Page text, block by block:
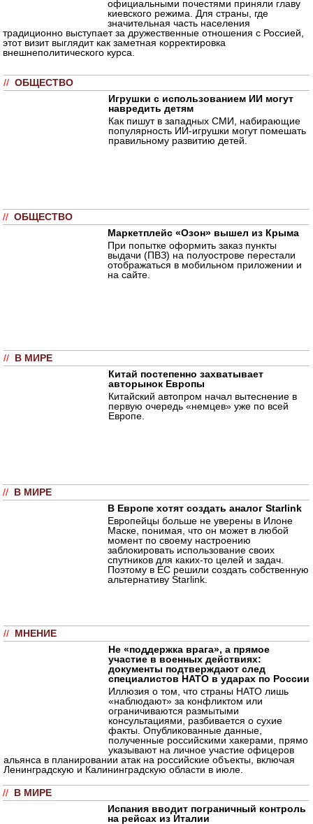
официальными почестями приняли главу
киевского режима. Для страны, где
значительная часть населения
традиционно выступает за дружественные отношения с Россией,
этот визит выглядит как заметная корректировка
внешнеполитического курса.
// ОБЩЕСТВО
Игрушки с использованием ИИ могут
навредить детям
Как пишут в западных СМИ, набирающие
популярность ИИ-игрушки могут помешать
правильному развитию детей.
// ОБЩЕСТВО
Маркетплейс «Озон» вышел из Крыма
При попытке оформить заказ пункты
выдачи (ПВЗ) на полуострове перестали
отображаться в мобильном приложении и
на сайте.
// В МИРЕ
Китай постепенно захватывает
авторынок Европы
Китайский автопром начал вытеснение в
первую очередь «немцев» уже по всей
Европе.
// В МИРЕ
В Европе хотят создать аналог Starlink
Европейцы больше не уверены в Илоне
Маске, понимая, что он может в любой
момент по своему настроению
заблокировать использование своих
спутников для каких-то целей и задач.
Поэтому в ЕС решили создать собственную
альтернативу Starlink.
// МНЕНИЕ
Не «поддержка врага», а прямое
участие в военных действиях:
документы подтверждают след
специалистов НАТО в ударах по России
Иллюзия о том, что страны НАТО лишь
«наблюдают» за конфликтом или
ограничиваются размытыми
консультациями, разбивается о сухие
факты. Опубликованные данные,
полученные российскими хакерами, прямо
указывают на личное участие офицеров
альянса в планировании атак на российские объекты, включая
Ленинградскую и Калининградскую области в июле.
// В МИРЕ
Испания вводит пограничный контроль
на рейсах из Италии